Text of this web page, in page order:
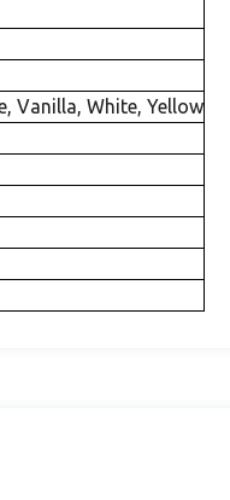
Vanilla, White, Yellow